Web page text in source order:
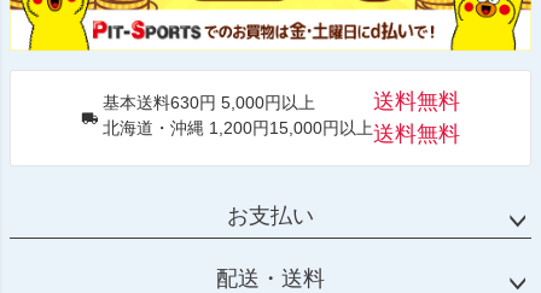
基本送料630円 5,000円以上
北海道・沖縄 1,200円15,000円以上
送料無料
送料無料
お支払い
配送・送料